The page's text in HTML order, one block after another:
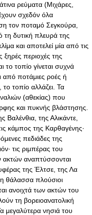
ρεύματα (Μιχάρες,
σχεδόν όλα
τον ποταμό Σεγκούρα,
τη δυτική πλευρά της
και αποτελεί μία από τις
περιοχές της
τοπίο γίνεται συχνά
από ποτάμιες ροές ή
τοπίο αλλάζει. Τα
(αθεκίας) που
και πυκνής βλάστησης.
Βαλένθια, της Αλικάντε,
κάμπος της Καρθαγένης·
πεδιάδες της
τις ριμπέρας του
αναπτύσσονται
της Έλτσε, της Λα
θάλασσα πλούσιοι
ανοιχτά των ακτών του
τη βορειοανατολική
μεγαλύτερα νησιά του